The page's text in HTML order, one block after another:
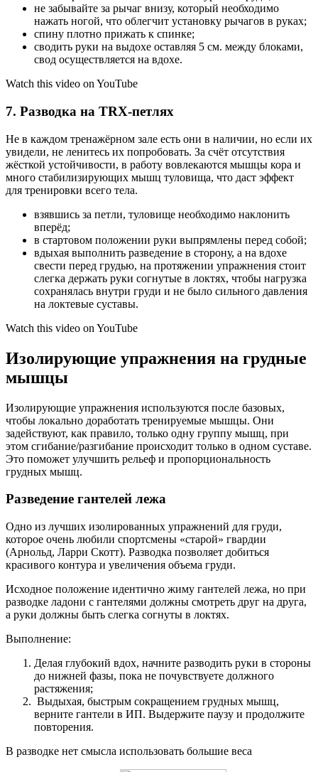
не забывайте за рычаг внизу, который необходимо
нажать ногой, что облегчит установку рычагов в руках;
спину плотно прижать к спинке;
сводить руки на выдохе оставляя 5 см. между блоками,
свод осуществляется на вдохе.
Watch this video on YouTube
7. Разводка на TRX-петлях
Не в каждом тренажёрном зале есть они в наличии, но если их
увидели, не ленитесь их попробовать. За счёт отсутствия
жёсткой устойчивости, в работу вовлекаются мышцы кора и
много стабилизирующих мышц туловища, что даст эффект
для тренировки всего тела.
взявшись за петли, туловище необходимо наклонить
вперёд;
в стартовом положении руки выпрямлены перед собой;
вдыхая выполнить разведение в сторону, а на вдохе
свести перед грудью, на протяжении упражнения стоит
слегка держать руки согнутые в локтях, чтобы нагрузка
сохранялась внутри груди и не было сильного давления
на локтевые суставы.
Watch this video on YouTube
Изолирующие упражнения на грудные
мышцы
Изолирующие упражнения используются после базовых,
чтобы локально доработать тренируемые мышцы. Они
задействуют, как правило, только одну группу мышц, при
этом сгибание/разгибание происходит только в одном суставе.
Это поможет улучшить рельеф и пропорциональность
грудных мышц.
Разведение гантелей лежа
Одно из лучших изолированных упражнений для груди,
которое очень любили спортсмены «старой» гвардии
(Арнольд, Ларри Скотт). Разводка позволяет добиться
красивого контура и увеличения объема груди.
Исходное положение идентично жиму гантелей лежа, но при
разводке ладони с гантелями должны смотреть друг на друга,
а руки должны быть слегка согнуты в локтях.
Выполнение:
Делая глубокий вдох, начните разводить руки в стороны
до нижней фазы, пока не почувствуете должного
растяжения;
Выдыхая, быстрым сокращением грудных мышц,
верните гантели в ИП. Выдержите паузу и продолжите
повторения.
В разводке нет смысла использовать большие веса